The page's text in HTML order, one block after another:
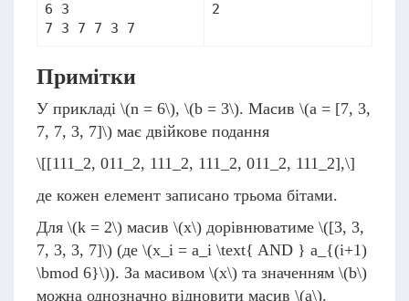
6 3
7 3 7 7 3 7
2
Примітки
У прикладі \(n = 6\), \(b = 3\). Масив \(a = [7, 3,
7, 7, 3, 7]\) має двійкове подання
\[[111_2, 011_2, 111_2, 111_2, 011_2, 111_2],\]
де кожен елемент записано трьома бітами.
Для \(k = 2\) масив \(x\) дорівнюватиме \([3, 3,
7, 3, 3, 7]\) (де \(x_i = a_i \text{ AND } a_{(i+1)
\bmod 6}\)). За масивом \(x\) та значенням \(b\)
можна однозначно відновити масив \(a\).